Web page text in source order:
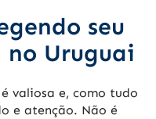
seu
Uruguai
valiosa e, como tudo
e atenção. Não é